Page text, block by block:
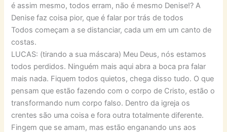
é assim mesmo, todos erram, não é mesmo Denise!? A
Denise faz coisa pior, que é falar por trás de todos
Todos começam a se distanciar, cada um em um canto de
costas.
LUCAS: (tirando a sua máscara) Meu Deus, nós estamos
todos perdidos. Ninguém mais aqui abra a boca pra falar
mais nada. Fiquem todos quietos, chega disso tudo. O que
pensam que estão fazendo com o corpo de Cristo, estão o
transformando num corpo falso. Dentro da igreja os
crentes são uma coisa e fora outra totalmente diferente.
Fingem que se amam, mas estão enganando uns aos